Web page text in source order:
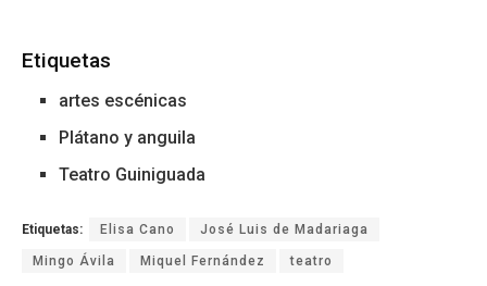
Etiquetas
artes escénicas
Plátano y anguila
Teatro Guiniguada
Etiquetas: Elisa Cano José Luis de Madariaga
Mingo Ávila Miquel Fernández teatro